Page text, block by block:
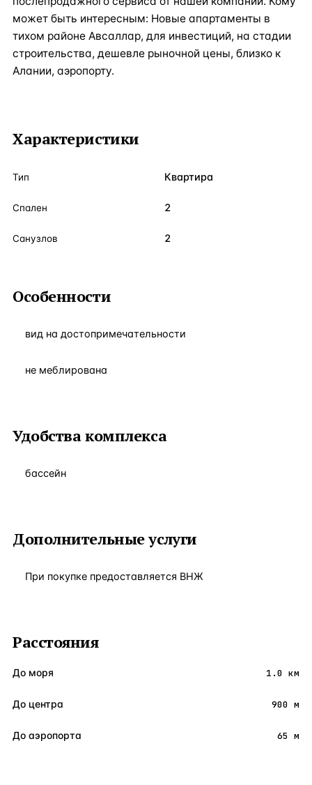
может быть интересным: Новые апартаменты в
тихом районе Авсаллар, для инвестиций, на стадии
строительства, дешевле рыночной цены, близко к
Алании, аэропорту.
Характеристики
Тип Квартира
Спален 2
Санузлов 2
Особенности
вид на достопримечательности
не меблирована
Удобства комплекса
бассейн
Дополнительные услуги
При покупке предоставляется ВНЖ
Расстояния
До моря 1.0 км
До центра 900 м
До аэропорта 65 м